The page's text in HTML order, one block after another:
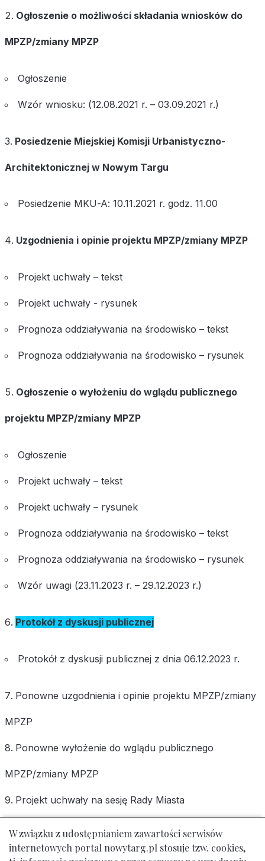
Ogłoszenie o możliwości składania wniosków do
MPZP/zmiany MPZP
Ogłoszenie
Wzór wniosku: (12.08.2021 r. – 03.09.2021 r.)
Posiedzenie Miejskiej Komisji Urbanistyczno-
Architektonicznej w Nowym Targu
Posiedzenie MKU-A: 10.11.2021 r. godz. 11.00
Uzgodnienia i opinie projektu MPZP/zmiany MPZP
Projekt uchwały – tekst
Projekt uchwały - rysunek
Prognoza oddziaływania na środowisko – tekst
Prognoza oddziaływania na środowisko – rysunek
Ogłoszenie o wyłożeniu do wglądu publicznego
projektu MPZP/zmiany MPZP
Ogłoszenie
Projekt uchwały – tekst
Projekt uchwały – rysunek
Prognoza oddziaływania na środowisko – tekst
Prognoza oddziaływania na środowisko – rysunek
Wzór uwagi (23.11.2023 r. – 29.12.2023 r.)
Protokół z dyskusji publicznej
Protokół z dyskusji publicznej z dnia 06.12.2023 r.
Ponowne uzgodnienia i opinie projektu MPZP/zmiany
MPZP
Ponowne wyłożenie do wglądu publicznego
MPZP/zmiany MPZP
Projekt uchwały na sesję Rady Miasta
W związku z udostępnianiem zawartości serwisów
internetowych portal nowytarg.pl stosuje tzw. cookies,